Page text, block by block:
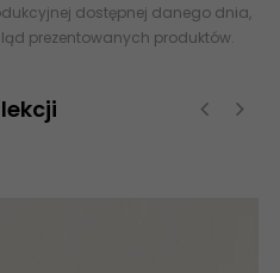
dostępnej danego dnia,
prezentowanych produktów.